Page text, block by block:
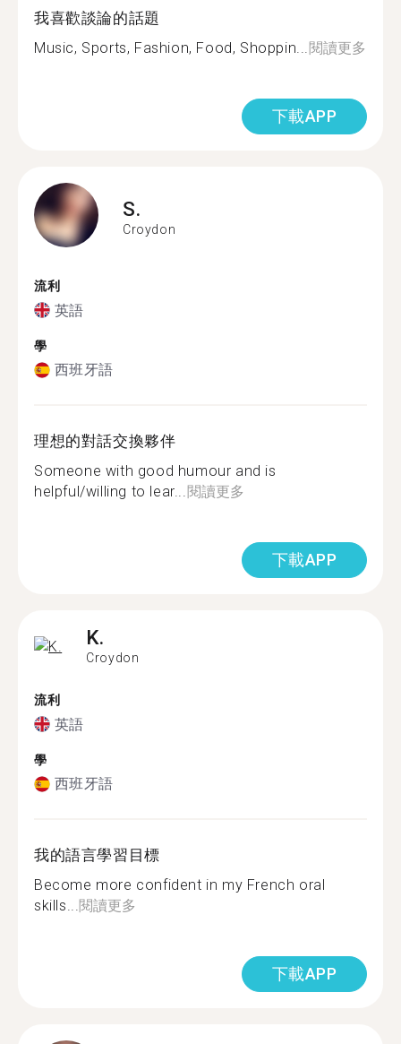
我喜歡談論的話題
Music, Sports, Fashion, Food, Shoppin...閱讀更多
下載APP
S.
Croydon
流利
英語
學
西班牙語
理想的對話交換夥伴
Someone with good humour and is
helpful/willing to lear...閱讀更多
下載APP
K.
Croydon
流利
英語
學
西班牙語
我的語言學習目標
Become more confident in my French oral
skills...閱讀更多
下載APP